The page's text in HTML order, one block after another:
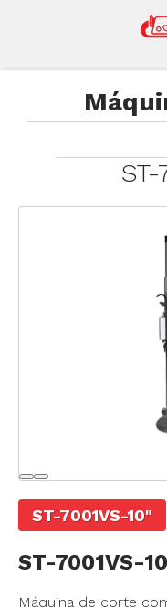
ST-
ST-7001VS-10"
ST-7001VS-
Máquina de corte